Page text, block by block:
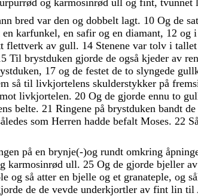
bred var den og dobbelt lagt. 10 Og de
en karfunkel, en safir og en diamant, 12 og i
flettverk av gull. 14 Stenene var tolv i tallet
Til brystduken gjorde de også kjeder av
, 17 og de festet de to slyngede
så til livkjortelens skulderstykker på
mot livkjortelen. 20 Og de gjorde ennu to
belte. 21 Ringene på brystduken bandt de
som Herren hadde befalt Moses. 22 Så
på en brynje(-)og rundt omkring
karmosinrød ull. 25 Og de gjorde bjeller av
og så atter en bjelle og et granateple, og
de de vevde underkjortler av fint lin til